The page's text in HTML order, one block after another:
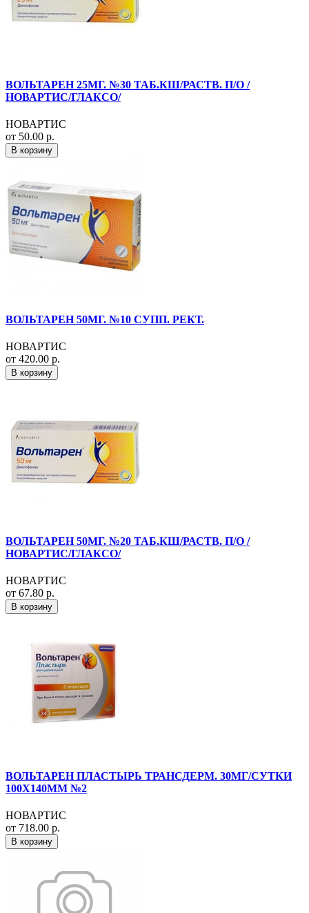
ВОЛЬТАРЕН 25МГ. №30 ТАБ.КШ/РАСТВ. П/О /
НОВАРТИС/ГЛАКСО/
НОВАРТИС
от 50.00 р.
В корзину
ВОЛЬТАРЕН 50МГ. №10 СУПП. РЕКТ.
НОВАРТИС
от 420.00 р.
В корзину
ВОЛЬТАРЕН 50МГ. №20 ТАБ.КШ/РАСТВ. П/О /
НОВАРТИС/ГЛАКСО/
НОВАРТИС
от 67.80 р.
В корзину
ВОЛЬТАРЕН ПЛАСТЫРЬ ТРАНСДЕРМ. 30МГ/СУТКИ
100Х140ММ №2
НОВАРТИС
от 718.00 р.
В корзину